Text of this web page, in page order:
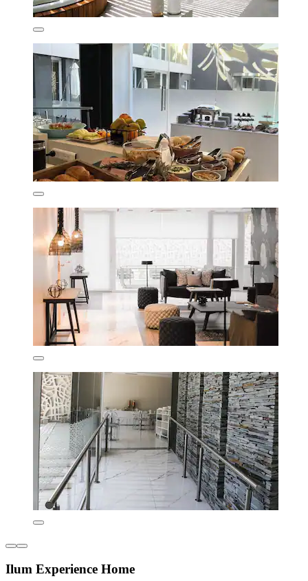
Ilum Experience Home